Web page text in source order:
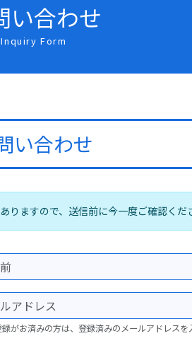
い合わせ
Inquiry Form
い合わせ
りますので、送信前に今一度ご確認くだ
がお済みの方は、登録済みのメールアドレスを